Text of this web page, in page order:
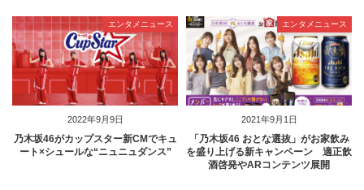
2022年9月9日
エンタメニュース
乃木坂46がカップスター新CMでキュ
ート×シュールな“ニュニュダンス”
2021年9月1日
エンタメニュース
「乃木坂46 おとな選抜」がお家飲み
を盛り上げる新キャンペーン 適正飲
酒啓発やARコンテンツ展開